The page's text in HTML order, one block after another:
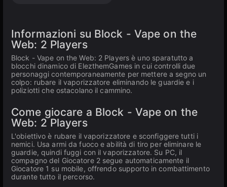
Informazioni su Block - Vape on the
Web: 2 Players
Block - Vape on the Web: 2 Players è uno sparatutto a
blocchi dinamico di ElezthemGames in cui controlli due
personaggi contemporaneamente per mettere a segno un
colpo: rubare il vaporizzatore eliminando le guardie e i
poliziotti che ostacolano il cammino.
Come giocare a Block - Vape on the
Web: 2 Players
L'obiettivo è rubare il vaporizzatore e sconfiggere tutti i
nemici. Usa armi da fuoco e abilità di tiro per eliminare le
guardie, quindi fuggi con il vaporizzatore. Su PC, il
compagno del Giocatore 2 segue automaticamente il
Giocatore 1 su mobile, offrendo supporto in combattimento
durante tutto il percorso.